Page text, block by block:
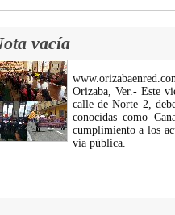
vacía
Orizaba, Ver.- Este
calle de Norte 2,
conocidas como
cumplimiento a los
vía pública.